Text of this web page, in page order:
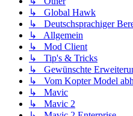
↳ Global Hawk
↳ Deutschsprachiger
↳ Allgemein
↳ Mod Client
↳ Tip's & Tricks
↳ Gewünschte
↳ Vom Kopter Model
↳ Mavic
↳ Mavic 2